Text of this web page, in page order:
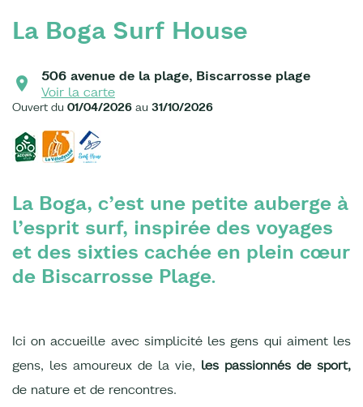
La Boga Surf House
506 avenue de la plage, Biscarrosse plage
Voir la carte
Ouvert du 01/04/2026 au 31/10/2026
La Boga, c’est une petite auberge à
l’esprit surf, inspirée des voyages
et des sixties cachée en plein cœur
de Biscarrosse Plage.
Ici on accueille avec simplicité les gens qui aiment les
gens, les amoureux de la vie, les passionnés de sport,
de nature et de rencontres.